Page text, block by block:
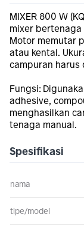
MIXER 800 W
mixer
Motor memutar
atau kental.
campuran harus
Fungsi:
adhesive,
menghasilkan
tenaga manual.
Spesifikasi
nama
tipe/model